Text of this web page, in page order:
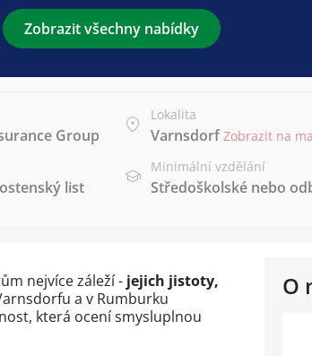
Zobrazit všechny nabídky
Group
Lokalita
Varnsdorf Zobrazit na
list
Minimální vzdělání
Středoškolské nebo
O
nejvíce záleží - jejich jistoty,
a v Rumburku
která ocení smysluplnou